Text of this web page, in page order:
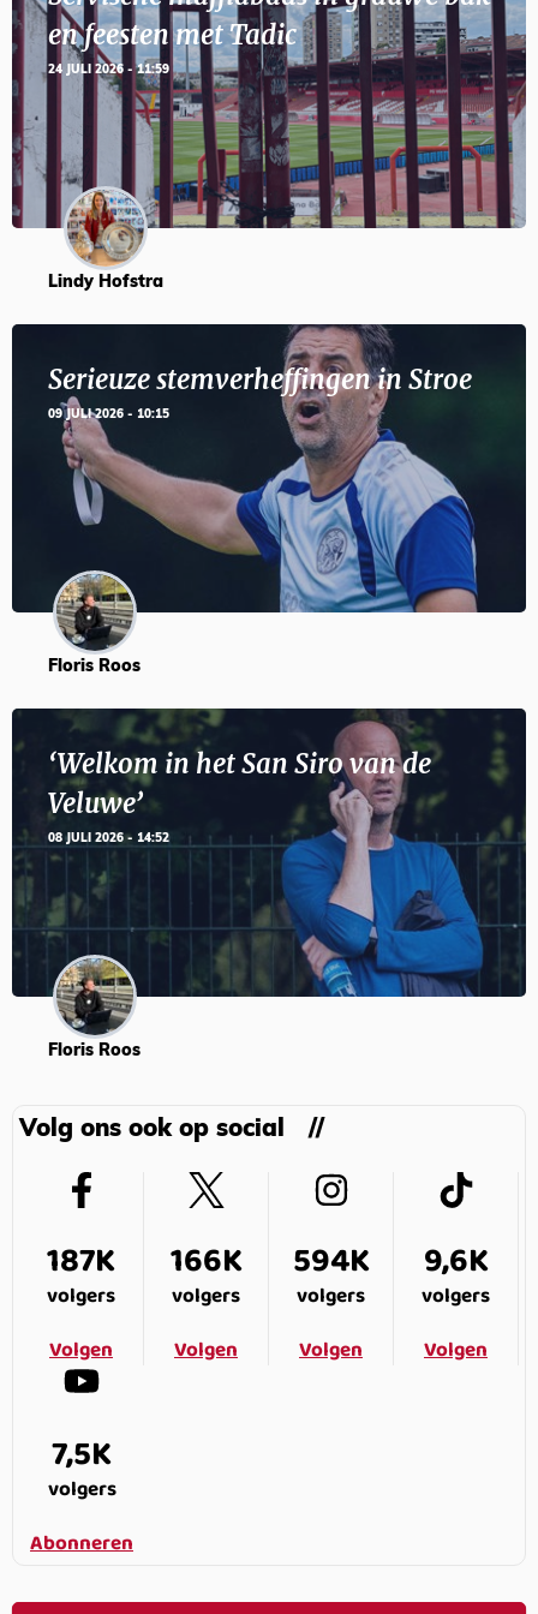
en feesten met Tadic
24 JULI 2026 - 11:59
Lindy Hofstra
Serieuze stemverheffingen in Stroe
09 JULI 2026 - 10:15
Floris Roos
‘Welkom in het San Siro van de
Veluwe’
08 JULI 2026 - 14:52
Floris Roos
Volg ons ook op social
187K
volgers
Volgen
166K
volgers
Volgen
594K
volgers
Volgen
9,6K
volgers
Volgen
7,5K
volgers
Abonneren